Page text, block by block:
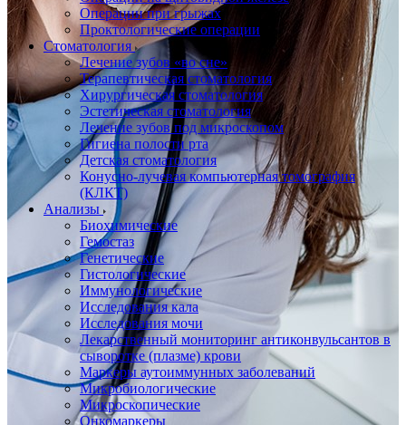
Операции при грыжах
Проктологические операции
Стоматология
Лечение зубов «во сне»
Терапевтическая стоматология
Хирургическая стоматология
Эстетическая стоматология
Лечение зубов под микроскопом
Гигиена полости рта
Детская стоматология
Конусно-лучевая компьютерная томография
(КЛКТ)
Анализы
Биохимические
Гемостаз
Генетические
Гистологические
Иммунологические
Исследования кала
Исследования мочи
Лекарственный мониторинг антиконвульсантов в
сыворотке (плазме) крови
Маркеры аутоиммунных заболеваний
Микробиологические
Микроскопические
Онкомаркеры